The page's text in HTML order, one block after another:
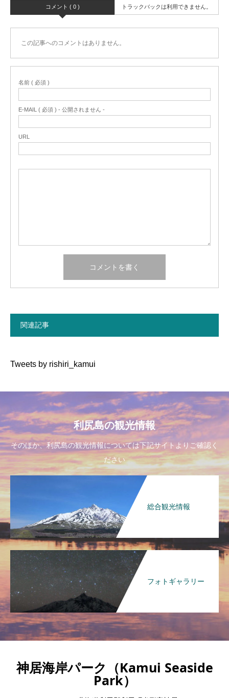
コメント ( 0 ) トラックバックは利用できません。
この記事へのコメントはありません。
名前 ( 必須 )
E-MAIL ( 必須 ) - 公開されません -
URL
関連記事
Tweets by rishiri_kamui
利尻島の観光情報
そのほか、利尻島の観光情報については下記サイトよりご確認く
ださい
総合観光情報
フォトギャラリー
神居海岸パーク（Kamui Seaside
Park）